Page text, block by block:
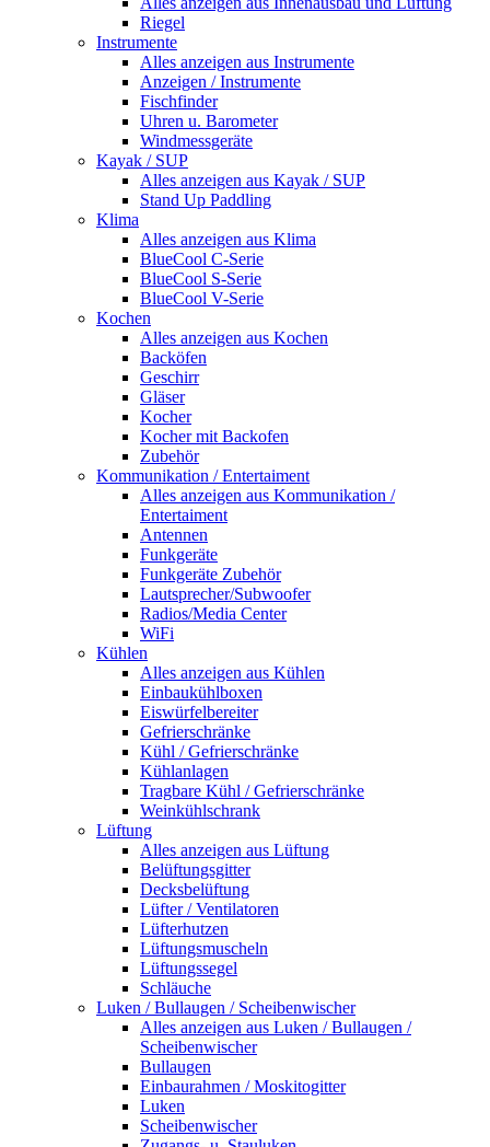
Riegel
Instrumente
Alles anzeigen aus Instrumente
Anzeigen / Instrumente
Fischfinder
Uhren u. Barometer
Windmessgeräte
Kayak / SUP
Alles anzeigen aus Kayak / SUP
Stand Up Paddling
Klima
Alles anzeigen aus Klima
BlueCool C-Serie
BlueCool S-Serie
BlueCool V-Serie
Kochen
Alles anzeigen aus Kochen
Backöfen
Geschirr
Gläser
Kocher
Kocher mit Backofen
Zubehör
Kommunikation / Entertaiment
Alles anzeigen aus Kommunikation /
Entertaiment
Antennen
Funkgeräte
Funkgeräte Zubehör
Lautsprecher/Subwoofer
Radios/Media Center
WiFi
Kühlen
Alles anzeigen aus Kühlen
Einbaukühlboxen
Eiswürfelbereiter
Gefrierschränke
Kühl / Gefrierschränke
Kühlanlagen
Tragbare Kühl / Gefrierschränke
Weinkühlschrank
Lüftung
Alles anzeigen aus Lüftung
Belüftungsgitter
Decksbelüftung
Lüfter / Ventilatoren
Lüfterhutzen
Lüftungsmuscheln
Lüftungssegel
Schläuche
Luken / Bullaugen / Scheibenwischer
Alles anzeigen aus Luken / Bullaugen /
Scheibenwischer
Bullaugen
Einbaurahmen / Moskitogitter
Luken
Scheibenwischer